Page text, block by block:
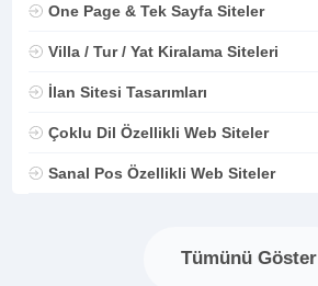
One Page & Tek Sayfa Siteler
Villa / Tur / Yat Kiralama Siteleri
İlan Sitesi Tasarımları
Çoklu Dil Özellikli Web Siteler
Sanal Pos Özellikli Web Siteler
Tümünü Göster